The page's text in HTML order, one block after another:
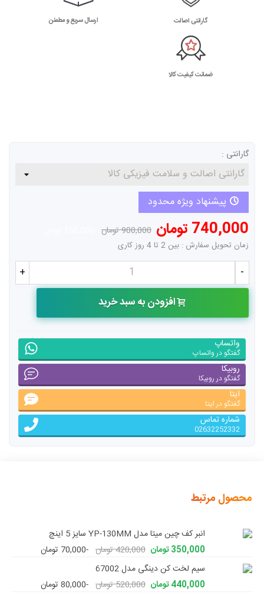
گارانتی اصالت ارسال سریع و مطمئن
ضمانت کیفیت کالا
گارانتی :
پیشنهاد ویژه محدود
740,000 تومان 900,000 تومان
زمان تحویل سفارش : بین 2 تا 4 روز کاری
-
+
افزودن به سبد خرید
واتساپ
گفتگو در واتساپ
روبیکا
گفتگو در روبیکا
ایتا
گفتگو در ایتا
شماره تماس
02632252332
محصول مرتبط
انبر کف چین میتا مدل YP-130MM سایز 5 اینچ
350,000 تومان
420,000 تومان
-70,000 تومان
سیم لخت کن دینگی مدل 67002
440,000 تومان
520,000 تومان
-80,000 تومان